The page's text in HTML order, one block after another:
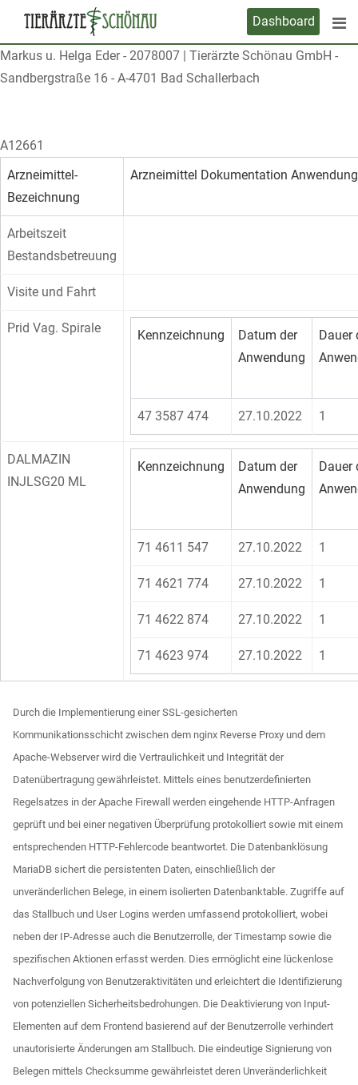
content
Dashboard
Markus u. Helga Eder- 2078007 | Tierärzte Schönau GmbH -
Sandbergstraße 16 - A-4701 Bad Schallerbach
A12661
Arzneimittel-
Bezeichnung
Arzneimittel Dokumentation Anwendung
Arbeitszeit
Bestandsbetreuung
Visite und Fahrt
Prid Vag. Spirale Kennzeichnung
Datum der
Anwendung
Dauer
47 3587 474 27.10.2022 1
DALMAZIN
INJLSG20 ML
Kennzeichnung
Datum der
Anwendung
Dauer
71 4611 547 27.10.2022 1
71 4621 774 27.10.2022 1
71 4622 874 27.10.2022 1
71 4623 974 27.10.2022 1
Durch die Implementierung einer SSL-gesicherten
Kommunikationsschicht zwischen dem nginx Reverse Proxy und dem
Apache-Webserver wird die Vertraulichkeit und Integrität der
Datenübertragung gewährleistet. Mittels eines benutzerdefinierten
Regelsatzes in der Apache Firewall werden eingehende HTTP-Anfragen
geprüft und bei einer negativen Überprüfung protokolliert sowie mit einem
entsprechenden HTTP-Fehlercode beantwortet. Die Datenbanklösung
MariaDB sichert die persistenten Daten, einschließlich der
unveränderlichen Belege, in einem isolierten Datenbanktable. Zugriffe auf
das Stallbuch und User Logins werden umfassend protokolliert, wobei
neben der IP-Adresse auch die Benutzerrolle, der Timestamp sowie die
spezifischen Aktionen erfasst werden. Dies ermöglicht eine lückenlose
Nachverfolgung von Benutzeraktivitäten und erleichtert die Identifizierung
von potenziellen Sicherheitsbedrohungen. Die Deaktivierung von Input-
Elementen auf dem Frontend basierend auf der Benutzerrolle verhindert
unautorisierte Änderungen am Stallbuch. Die eindeutige Signierung von
Belegen mittels Checksumme gewährleistet deren Unveränderlichkeit